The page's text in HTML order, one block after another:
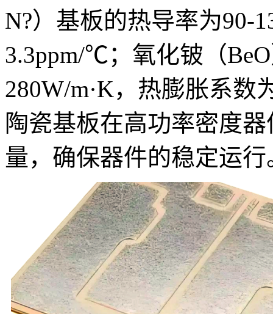
N?）基板的热导率为90-
3.3ppm/℃；氧化铍（
280W/m·K，热膨胀系
陶瓷基板在高功率密度
量，确保器件的稳定运行